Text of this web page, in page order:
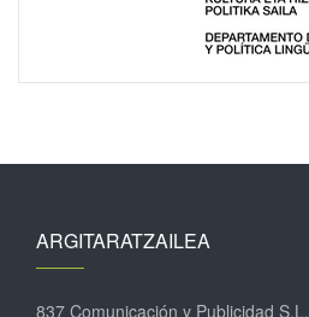
ARGITARATZAILEA
837 Comunicación y Publicidad S.L.